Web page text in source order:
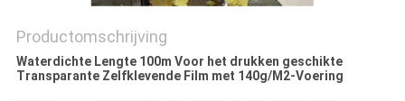
Productomschrijving
Waterdichte Lengte 100m Voor het drukken geschikte
Transparante Zelfklevende Film met 140g/M2-Voering